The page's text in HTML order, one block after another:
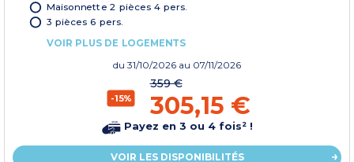
Maisonnette 2 pièces 4 pers.
3 pièces 6 pers.
VOIR PLUS DE LOGEMENTS
du 31/10/2026 au 07/11/2026
-15%
359 €
305,15 €
Payez en 3 ou 4 fois² !
VOIR LES DISPONIBILITÉS